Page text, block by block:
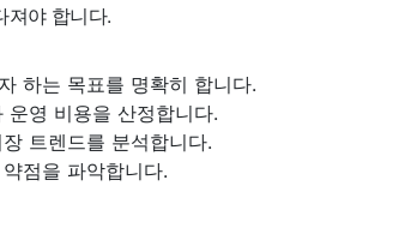
져야 합니다.
하는 목표를 명확히 합니다.
영 비용을 산정합니다.
트렌드를 분석합니다.
점을 파악합니다.